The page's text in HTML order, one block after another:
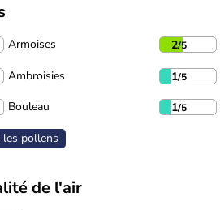
Armoises 2/5
Ambroisies 1/5
Bouleau 1/5
pollens
de l'air